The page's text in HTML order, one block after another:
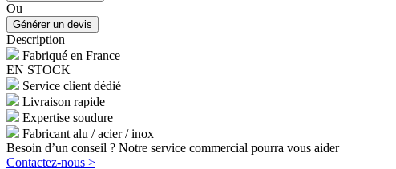
Ou
Description
Fabriqué en France
EN STOCK
Service client dédié
Livraison rapide
Expertise soudure
Fabricant alu / acier / inox
Besoin d’un conseil ? Notre service commercial pourra vous aider
Contactez-nous >